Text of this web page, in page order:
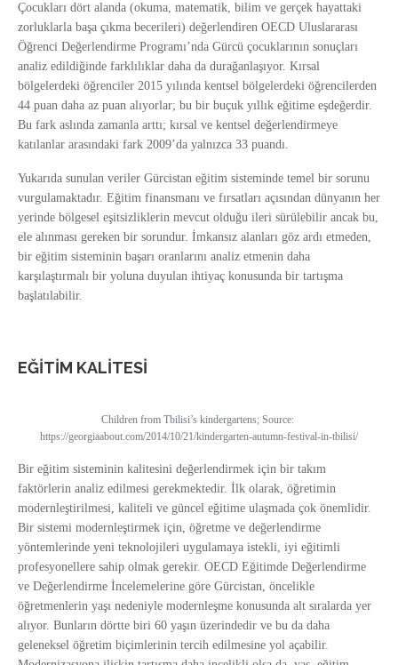
Çocukları dört alanda (okuma, matematik, bilim ve gerçek hayattaki
zorluklarla başa çıkma becerileri) değerlendiren OECD Uluslararası
Öğrenci Değerlendirme Programı’nda Gürcü çocuklarının sonuçları
analiz edildiğinde farklılıklar daha da durağanlaşıyor. Kırsal
bölgelerdeki öğrenciler 2015 yılında kentsel bölgelerdeki öğrencilerden
44 puan daha az puan alıyorlar; bu bir buçuk yıllık eğitime eşdeğerdir.
Bu fark aslında zamanla arttı; kırsal ve kentsel değerlendirmeye
katılanlar arasındaki fark 2009’da yalnızca 33 puandı.
Yukarıda sunulan veriler Gürcistan eğitim sisteminde temel bir sorunu
vurgulamaktadır. Eğitim finansmanı ve fırsatları açısından dünyanın her
yerinde bölgesel eşitsizliklerin mevcut olduğu ileri sürülebilir ancak bu,
ele alınması gereken bir sorundur. İmkansız alanları göz ardı etmeden,
bir eğitim sisteminin başarı oranlarını analiz etmenin daha
karşılaştırmalı bir yoluna duyulan ihtiyaç konusunda bir tartışma
başlatılabilir.
EĞİTİM KALİTESİ
Children from Tbilisi’s kindergartens; Source:
https://georgiaabout.com/2014/10/21/kindergarten-autumn-festival-in-tbilisi/
Bir eğitim sisteminin kalitesini değerlendirmek için bir takım
faktörlerin analiz edilmesi gerekmektedir. İlk olarak, öğretimin
modernleştirilmesi, kaliteli ve güncel eğitime ulaşmada çok önemlidir.
Bir sistemi modernleştirmek için, öğretme ve değerlendirme
yöntemlerinde yeni teknolojileri uygulamaya istekli, iyi eğitimli
profesyonellere sahip olmak gerekir. OECD Eğitimde Değerlendirme
ve Değerlendirme İncelemelerine göre Gürcistan, öncelikle
öğretmenlerin yaşı nedeniyle modernleşme konusunda alt sıralarda yer
alıyor. Bunların dörtte biri 60 yaşın üzerindedir ve bu da daha
geleneksel öğretim biçimlerinin tercih edilmesine yol açabilir.